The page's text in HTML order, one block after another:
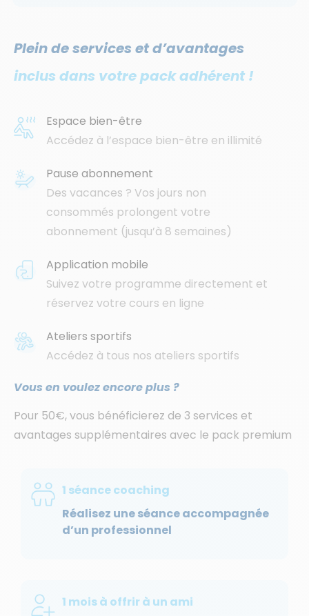
Plein de services et d’avantages
inclus dans votre pack adhérent !
Espace bien-être
Accédez à l’espace bien-être en illimité
Pause abonnement
Des vacances ? Vos jours non
consommés prolongent votre
abonnement (jusqu’à 8 semaines)
Application mobile
Suivez votre programme directement et
réservez votre cours en ligne
Ateliers sportifs
Accédez à tous nos ateliers sportifs
Vous en voulez encore plus ?
Pour 50€, vous bénéficierez de 3 services et
avantages supplémentaires avec le pack premium
1 séance coaching
Réalisez une séance accompagnée
d’un professionnel
1 mois à offrir à un ami